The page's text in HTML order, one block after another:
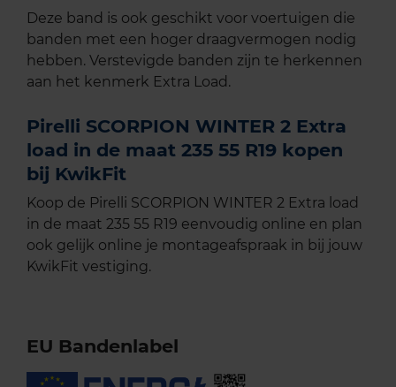
Deze band is ook geschikt voor voertuigen die
banden met een hoger draagvermogen nodig
hebben. Verstevigde banden zijn te herkennen
aan het kenmerk Extra Load.
Pirelli SCORPION WINTER 2 Extra
load in de maat 235 55 R19 kopen
bij KwikFit
Koop de Pirelli SCORPION WINTER 2 Extra load
in de maat 235 55 R19 eenvoudig online en plan
ook gelijk online je montageafspraak in bij jouw
KwikFit vestiging.
EU Bandenlabel